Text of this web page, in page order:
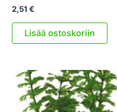
2,51 €
Lisää ostoskoriin